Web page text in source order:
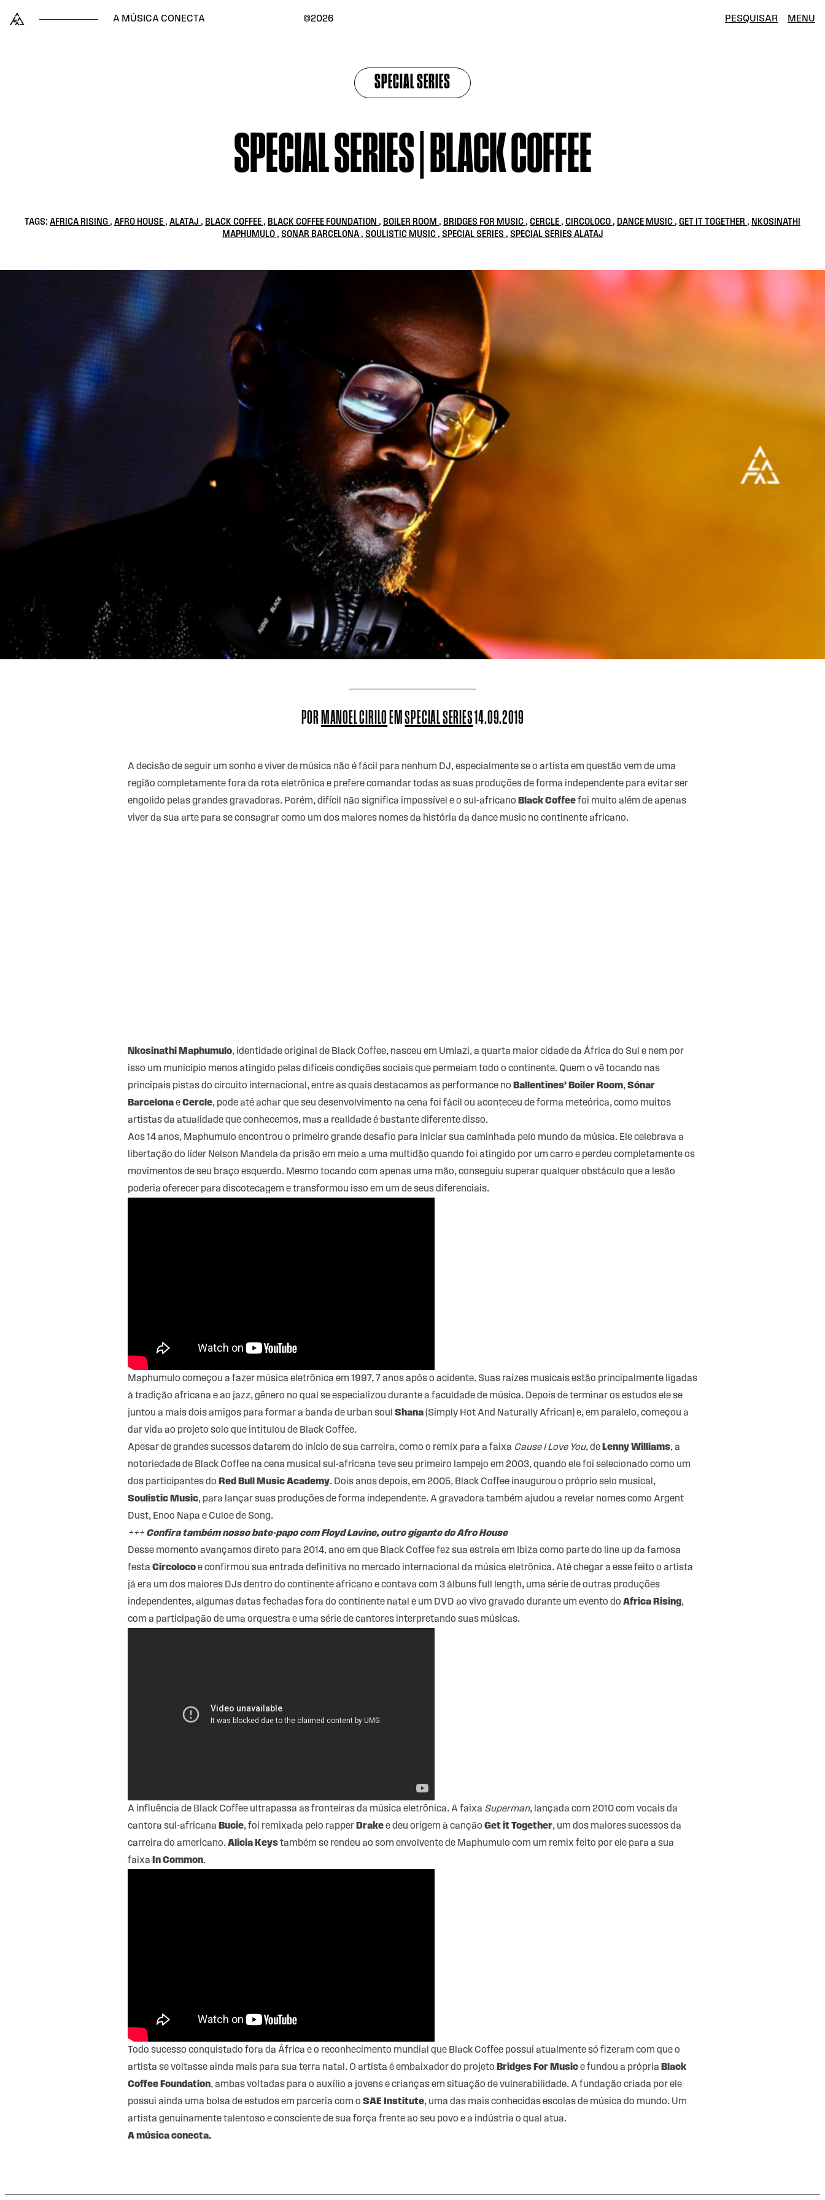
Alataj
A MÚSICA CONECTA ©2026 PESQUISAR MENU
SPECIAL SERIES
SPECIAL SERIES | BLACK COFFEE
TAGS: AFRICA RISING , AFRO HOUSE , ALATAJ , BLACK COFFEE , BLACK COFFEE FOUNDATION , BOILER ROOM , BRIDGES FOR MUSIC , CERCLE , CIRCOLOCO , DANCE MUSIC , GET IT TOGETHER , NKOSINATHI
MAPHUMULO , SONAR BARCELONA , SOULISTIC MUSIC , SPECIAL SERIES , SPECIAL SERIES ALATAJ
PORMANOEL CIRILOEMSPECIAL SERIES14.09.2019
A decisão de seguir um sonho e viver de música não é fácil para nenhum DJ, especialmente se o artista em questão vem de uma
região completamente fora da rota eletrônica e prefere comandar todas as suas produções de forma independente para evitar ser
engolido pelas grandes gravadoras. Porém, difícil não significa impossível e o sul-africano Black Coffeefoi muito além de apenas
viver da sua arte para se consagrar como um dos maiores nomes da história da dance music no continente africano.
Nkosinathi Maphumulo, identidade original de Black Coffee, nasceu em Umlazi, a quarta maior cidade da África do Sul e nem por
isso um município menos atingido pelas difíceis condições sociais que permeiam todo o continente. Quem o vê tocando nas
principais pistas do circuito internacional, entre as quais destacamos as performance no Ballentines’ Boiler Room,Sónar
BarcelonaeCercle, pode até achar que seu desenvolvimento na cena foi fácil ou aconteceu de forma meteórica, como muitos
artistas da atualidade que conhecemos, mas a realidade é bastante diferente disso.
Aos 14 anos, Maphumulo encontrou o primeiro grande desafio para iniciar sua caminhada pelo mundo da música. Ele celebrava a
libertação do líder Nelson Mandela da prisão em meio a uma multidão quando foi atingido por um carro e perdeu completamente os
movimentos de seu braço esquerdo. Mesmo tocando com apenas uma mão, conseguiu superar qualquer obstáculo que a lesão
poderia oferecer para discotecagem e transformou isso em um de seus diferenciais.
Maphumulo começou a fazer música eletrônica em 1997, 7 anos após o acidente. Suas raízes musicais estão principalmente ligadas
à tradição africana e ao jazz, gênero no qual se especializou durante a faculdade de música. Depois de terminar os estudos ele se
juntou a mais dois amigos para formar a banda de urban soul Shana(Simply Hot And Naturally African) e, em paralelo, começou a
dar vida ao projeto solo que intitulou de Black Coffee.
Apesar de grandes sucessos datarem do início de sua carreira, como o remix para a faixa Cause I Love You, de Lenny Williams, a
notoriedade de Black Coffee na cena musical sul-africana teve seu primeiro lampejo em 2003, quando ele foi selecionado como um
dos participantes do Red Bull Music Academy. Dois anos depois, em 2005, Black Coffee inaugurou o próprio selo musical,
Soulistic Music, para lançar suas produções de forma independente. A gravadora também ajudou a revelar nomes como Argent
Dust, Enoo Napa e Culoe de Song.
+++ Confira também nosso bate-papo com Floyd Lavine, outro gigante do Afro House
Desse momento avançamos direto para 2014, ano em que Black Coffee fez sua estreia em Ibiza como parte do line up da famosa
festa Circolocoe confirmou sua entrada definitiva no mercado internacional da música eletrônica. Até chegar a esse feito o artista
já era um dos maiores DJs dentro do continente africano e contava com 3 álbuns full length, uma série de outras produções
independentes, algumas datas fechadas fora do continente natal e um DVD ao vivo gravado durante um evento do Africa Rising,
com a participação de uma orquestra e uma série de cantores interpretando suas músicas.
A influência de Black Coffee ultrapassa as fronteiras da música eletrônica. A faixa Superman, lançada com 2010 com vocais da
cantora sul-africana Bucie, foi remixada pelo rapper Drakee deu origem à canção Get it Together, um dos maiores sucessos da
carreira do americano.Alicia Keystambém se rendeu ao som envolvente de Maphumulo com um remix feito por ele para a sua
faixa In Common.
Todo sucesso conquistado fora da África e o reconhecimento mundial que Black Coffee possui atualmente só fizeram com que o
artista se voltasse ainda mais para sua terra natal. O artista é embaixador do projeto Bridges For Musice fundou a própria Black
Coffee Foundation, ambas voltadas para o auxílio a jovens e crianças em situação de vulnerabilidade. A fundação criada por ele
possui ainda uma bolsa de estudos em parceria com o SAE Institute, uma das mais conhecidas escolas de música do mundo. Um
artista genuinamente talentoso e consciente de sua força frente ao seu povo e a indústria o qual atua.
A música conecta.